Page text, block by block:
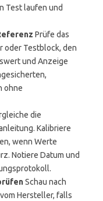
Test laufen und
Prüfe das
oder Testblock, den
und Anzeige
ohne
die
Kalibriere
wenn Werte
Notiere Datum und
Schau nach
Hersteller, falls